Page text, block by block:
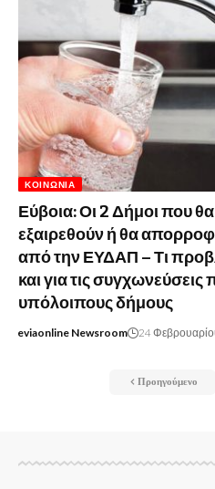
ΚΟΙΝΩΝΊΑ
Εύβοια: Οι 2 Δήμοι που
εξαιρεθούν ή θα
από την ΕΥΔΑΠ – Τι
και για τις
υπόλοιπους δήμους
eviaonline Newsroom 24
Προηγούμενο